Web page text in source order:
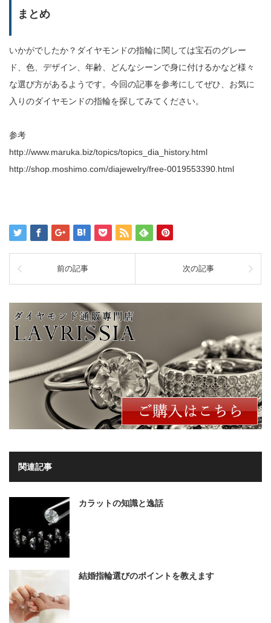
まとめ
いかがでしたか？ダイヤモンドの指輪に関しては宝石のグレー
ド、色、デザイン、年齢、どんなシーンで身に付けるかなど様々
な選び方があるようです。今回の記事を参考にしてぜひ、お気に
入りのダイヤモンドの指輪を探してみてください。
参考
http://www.maruka.biz/topics/topics_dia_history.html
http://shop.moshimo.com/diajewelry/free-0019553390.html
前の記事 次の記事
関連記事
カラットの知識と逸話
結婚指輪選びのポイントを教えます